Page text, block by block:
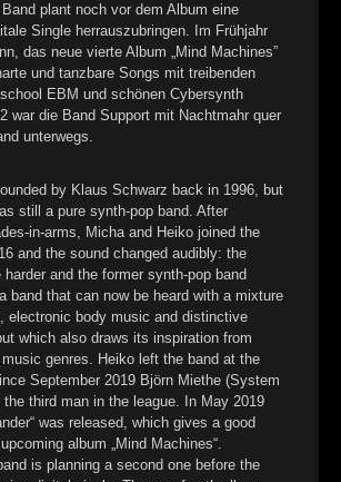
plant noch vor dem Album eine
Single herrauszubringen. Im Frühjahr
das neue vierte Album „Mind Machines”
und tanzbare Songs mit treibenden
EBM und schönen Cybersynth
war die Band Support mit Nachtmahr quer
unterwegs.
by Klaus Schwarz back in 1996, but
still a pure synth-pop band. After
in-arms, Micha and Heiko joined the
and the sound changed audibly: the
and the former synth-pop band
band that can now be heard with a mixture
electronic body music and distinctive
which also draws its inspiration from
genres. Heiko left the band at the
September 2019 Björn Miethe (System
the third man in the league. In May 2019
was released, which gives a good
album „Mind Machines“.
is planning a second one before the